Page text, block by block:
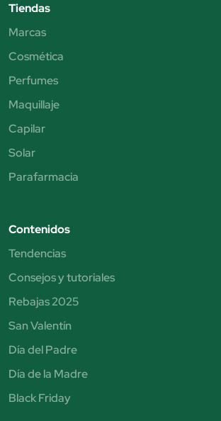
Tiendas
Marcas
Cosmética
Perfumes
Maquillaje
Capilar
Solar
Parafarmacia
Contenidos
Tendencias
Consejos y tutoriales
Rebajas 2025
San Valentín
Día del Padre
Día de la Madre
Black Friday